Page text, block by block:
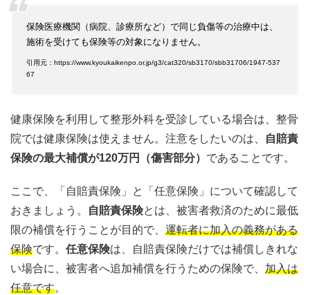
保険医療機関（病院、診療所など）で同じ負傷等の治療中は、
施術を受けても保険等の対象になりません。
引用元：https://www.kyoukaikenpo.or.jp/g3/cat320/sb3170/sbb31706/1947-537
67
健康保険を利用して整形外科を受診している場合は、整骨
院では健康保険は使えません。注意をしたいのは、
自賠責
保険の最大補償が120万円（傷害部分） であることです。
ここで、「自賠責保険」と「任意保険」について確認して
おきましょう。
自賠責保険とは、被害者救済のために最低
限の補償を行うことが目的で、 運転者に加入の義務がある
保険です。 任意保険は、自賠責保険だけでは補償しきれな
い場合に、被害者へ追加補償を行うための保険で、 加入は
任意です。